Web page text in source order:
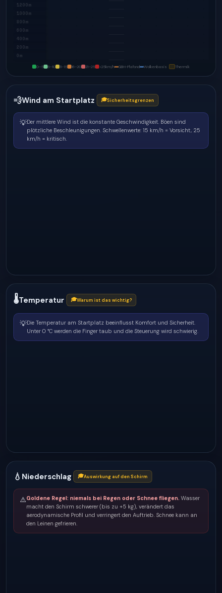
1200m
1000m
800m
600m
400m
200m
0m
0–5 6–10 11–15 16–20 21–25 >25km/h GBH-Plafond Wolkenbasis Thermik
💨Wind am Startplatz 🎓Sicherheitsgrenzen
💡Der mittlere Wind ist die konstante Geschwindigkeit. Böen sind
plötzliche Beschleunigungen. Schwellenwerte: 15 km/h = Vorsicht, 25
km/h = kritisch.
🌡Temperatur 🎓Warum ist das wichtig?
💡Die Temperatur am Startplatz beeinflusst Komfort und Sicherheit.
Unter 0 °C werden die Finger taub und die Steuerung wird schwierig.
💧 Niederschlag 🎓Auswirkung auf den Schirm
⚠️Goldene Regel: niemals bei Regen oder Schnee fliegen. Wasser
macht den Schirm schwerer (bis zu +5 kg), verändert das
aerodynamische Profil und verringert den Auftrieb. Schnee kann an
den Leinen gefrieren.